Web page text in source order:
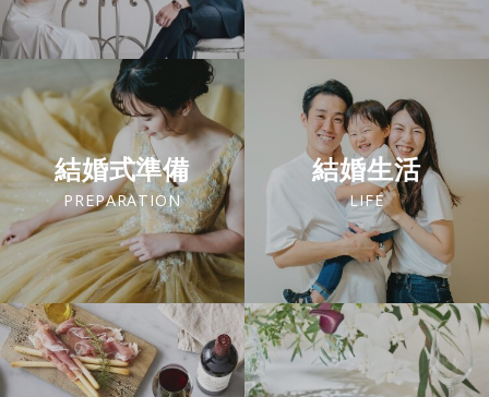
結婚式準備
PREPARATION
結婚生活
LIFE